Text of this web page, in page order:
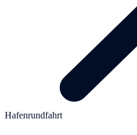
Hafenrundfahrt